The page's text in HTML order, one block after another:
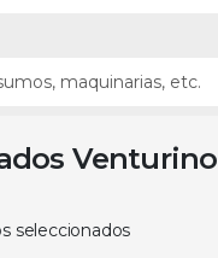
Venturino
seleccionados